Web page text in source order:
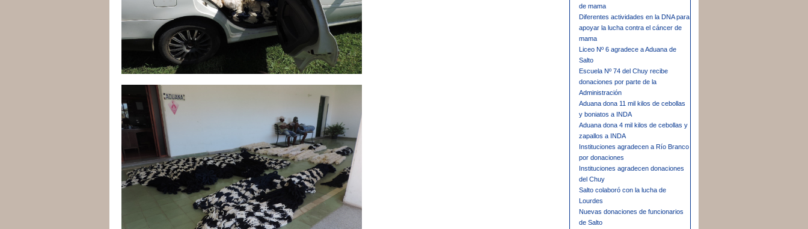
de mama
Diferentes actividades en la DNA para
apoyar la lucha contra el cáncer de
mama
Liceo Nº 6 agradece a Aduana de
Salto
Escuela Nº 74 del Chuy recibe
donaciones por parte de la
Administración
Aduana dona 11 mil kilos de cebollas
y boniatos a INDA
Aduana dona 4 mil kilos de cebollas y
zapallos a INDA
Instituciones agradecen a Río Branco
por donaciones
Instituciones agradecen donaciones
del Chuy
Salto colaboró con la lucha de
Lourdes
Nuevas donaciones de funcionarios
de Salto